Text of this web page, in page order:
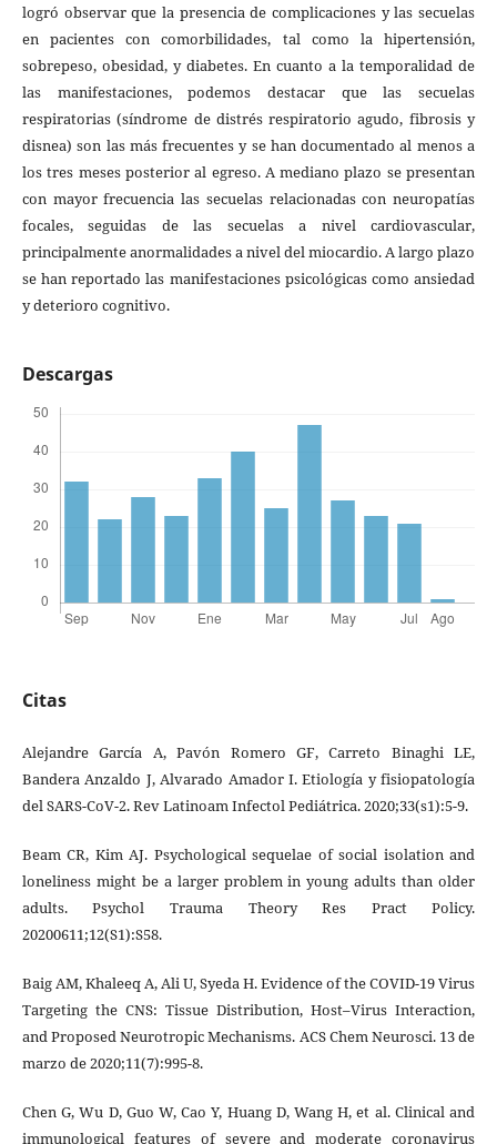
logró observar que la presencia de complicaciones y las secuelas
en pacientes con comorbilidades, tal como la hipertensión,
sobrepeso, obesidad, y diabetes. En cuanto a la temporalidad de
las manifestaciones, podemos destacar que las secuelas
respiratorias (síndrome de distrés respiratorio agudo, fibrosis y
disnea) son las más frecuentes y se han documentado al menos a
los tres meses posterior al egreso. A mediano plazo se presentan
con mayor frecuencia las secuelas relacionadas con neuropatías
focales, seguidas de las secuelas a nivel cardiovascular,
principalmente anormalidades a nivel del miocardio. A largo plazo
se han reportado las manifestaciones psicológicas como ansiedad
y deterioro cognitivo.
Descargas
Citas
Alejandre García A, Pavón Romero GF, Carreto Binaghi LE,
Bandera Anzaldo J, Alvarado Amador I. Etiología y fisiopatología
del SARS-CoV-2. Rev Latinoam Infectol Pediátrica. 2020;33(s1):5-9.
Beam CR, Kim AJ. Psychological sequelae of social isolation and
loneliness might be a larger problem in young adults than older
adults. Psychol Trauma Theory Res Pract Policy.
20200611;12(S1):S58.
Baig AM, Khaleeq A, Ali U, Syeda H. Evidence of the COVID-19 Virus
Targeting the CNS: Tissue Distribution, Host–Virus Interaction,
and Proposed Neurotropic Mechanisms. ACS Chem Neurosci. 13 de
marzo de 2020;11(7):995-8.
Chen G, Wu D, Guo W, Cao Y, Huang D, Wang H, et al. Clinical and
immunological features of severe and moderate coronavirus